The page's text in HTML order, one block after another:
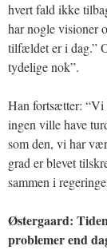
hvert fald ikke
har nogle visioner
tilfældet er i dag.”
tydelige nok”.
Han fortsætter: “Vi
ingen ville have
som den, vi har
grad er blevet
sammen i
Østergaard:
problemer end